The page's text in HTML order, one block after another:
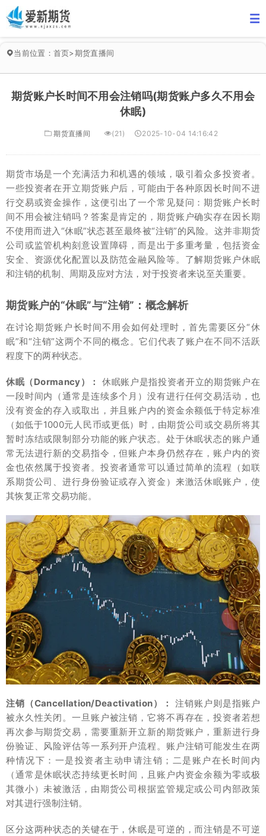
当前位置： 首页>期货直播间
期货账户长时间不用会注销吗(期货账户多久不用会
休眠)
期货直播间 (21) 2025-10-04 14:16:42
期货市场是一个充满活力和机遇的领域，吸引着众多投资者。
一些投资者在开立期货账户后，可能由于各种原因长时间不进
行交易或资金操作，这便引出了一个常见疑问：期货账户长时
间不用会被注销吗？答案是肯定的，期货账户确实存在因长期
不使用而进入“休眠”状态甚至最终被“注销”的风险。这并非期货
公司或监管机构刻意设置障碍，而是出于多重考量，包括资金
安全、资源优化配置以及防范金融风险等。了解期货账户休眠
和注销的机制、周期及应对方法，对于投资者来说至关重要。
期货账户的“休眠”与“注销”：概念解析
在讨论期货账户长时间不用会如何处理时，首先需要区分“休
眠”和“注销”这两个不同的概念。它们代表了账户在不同不活跃
程度下的两种状态。
休眠（Dormancy）：
休眠账户是指投资者开立的期货账户在
一段时间内（通常是连续多个月）没有进行任何交易活动，也
没有资金的存入或取出，并且账户内的资金余额低于特定标准
（如低于1000元人民币或更低）时，由期货公司或交易所将其
暂时冻结或限制部分功能的账户状态。处于休眠状态的账户通
常无法进行新的交易指令，但账户本身仍然存在，账户内的资
金也依然属于投资者。投资者通常可以通过简单的流程（如联
系期货公司、进行身份验证或存入资金）来激活休眠账户，使
其恢复正常交易功能。
注销（Cancellation/Deactivation）：
注销账户则是指账户
被永久性关闭。一旦账户被注销，它将不再存在，投资者若想
再次参与期货交易，需要重新开立新的期货账户，重新进行身
份验证、风险评估等一系列开户流程。账户注销可能发生在两
种情况下：一是投资者主动申请注销；二是账户在长时间内
（通常是休眠状态持续更长时间，且账户内资金余额为零或极
其微小）未被激活，由期货公司根据监管规定或公司内部政策
对其进行强制注销。
区分这两种状态的关键在于，休眠是可逆的，而注销是不可逆